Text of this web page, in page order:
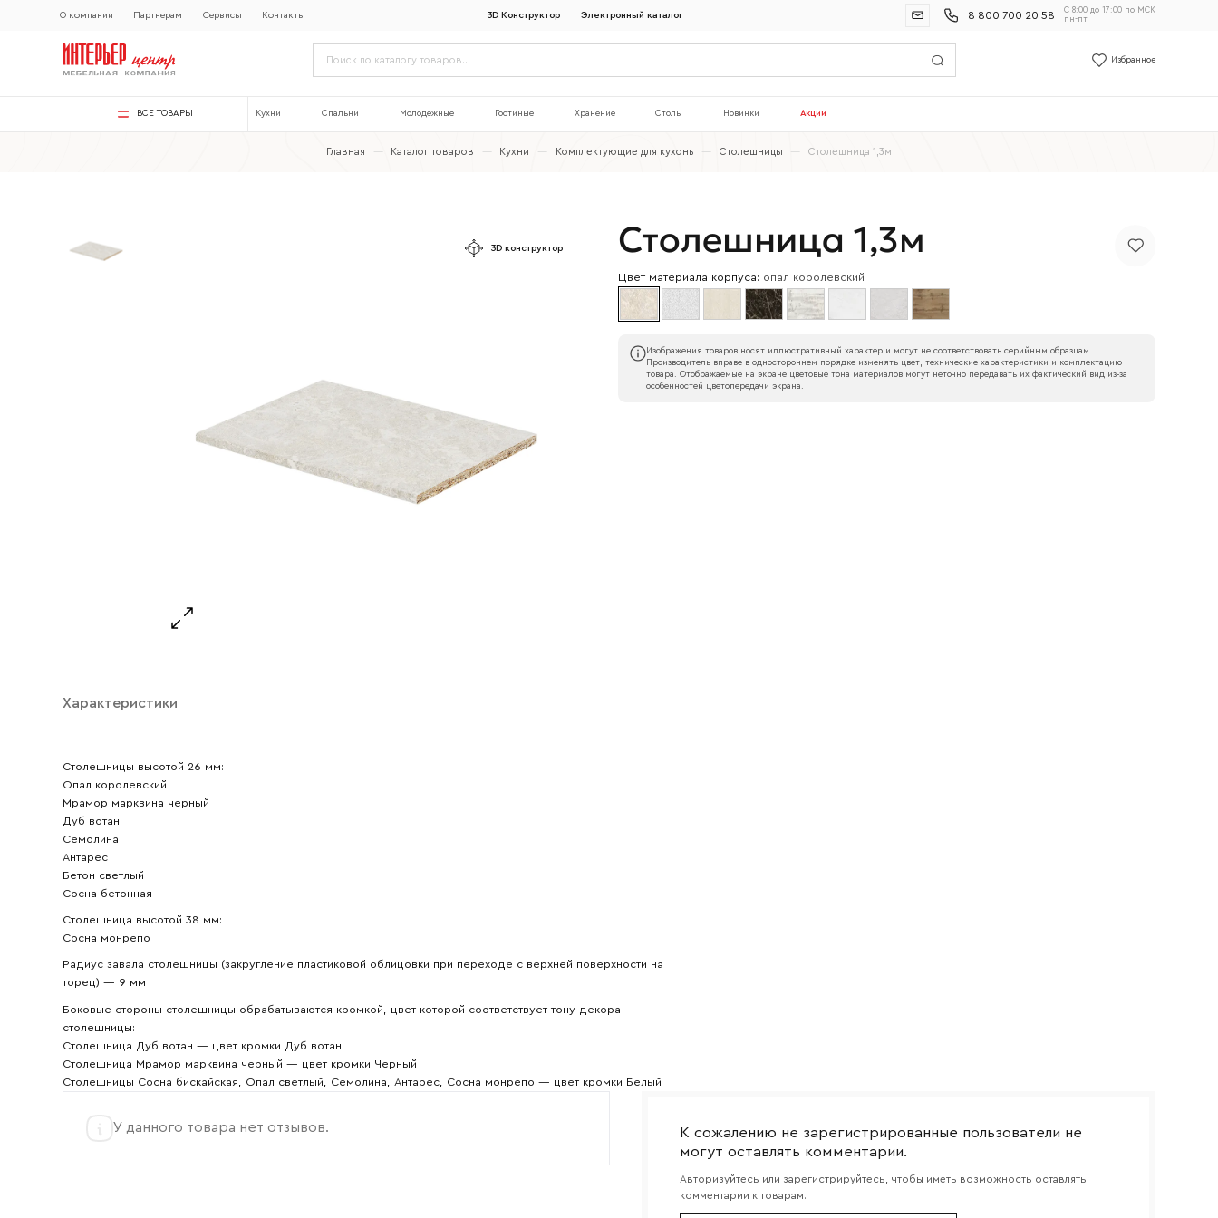
О компании Партнерам Сервисы Контакты 3D Конструктор Электронный каталог 8 800 700 20 58
С 8:00 до 17:00 по МСК
пн-пт
Избранное
ВСЕ ТОВАРЫ Кухни Спальни Молодежные Гостиные Хранение Столы Новинки Акции
Главная — Каталог товаров — Кухни — Комплектующие для кухонь — Столешницы — Столешница 1,3м
3D конструктор Столешница 1,3м
Цвет материала корпуса: опал королевский
Изображения товаров носят иллюстративный характер и могут не соответствовать серийным образцам.
Производитель вправе в одностороннем порядке изменять цвет, технические характеристики и комплектацию
товара. Отображаемые на экране цветовые тона материалов могут неточно передавать их фактический вид из‑за
особенностей цветопередачи экрана.
Характеристики
Столешницы высотой 26 мм:
Опал королевский
Мрамор марквина черный
Дуб вотан
Семолина
Антарес
Бетон светлый
Сосна бетонная
Столешница высотой 38 мм:
Сосна монрепо
Радиус завала столешницы (закругление пластиковой облицовки при переходе с верхней поверхности на
торец) — 9 мм
Боковые стороны столешницы обрабатываются кромкой, цвет которой соответствует тону декора
столешницы:
Столешница Дуб вотан — цвет кромки Дуб вотан
Столешница Мрамор марквина черный — цвет кромки Черный
Столешницы Сосна бискайская, Опал светлый, Семолина, Антарес, Сосна монрепо — цвет кромки Белый
У данного товара нет отзывов.
К сожалению не зарегистрированные пользователи не
могут оставлять комментарии.
Авторизуйтесь или зарегистрируйтесь, чтобы иметь возможность оставлять
комментарии к товарам.